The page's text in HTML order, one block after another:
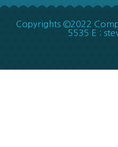
Copyrights ©2022
5535 E :